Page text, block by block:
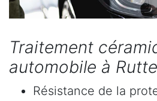
Traitement
automobile à
Résistance de la